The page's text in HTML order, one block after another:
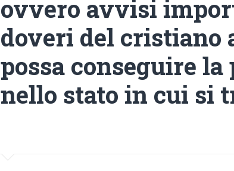
ovvero avvisi
doveri del cristiano
possa conseguire
nello stato in cui si